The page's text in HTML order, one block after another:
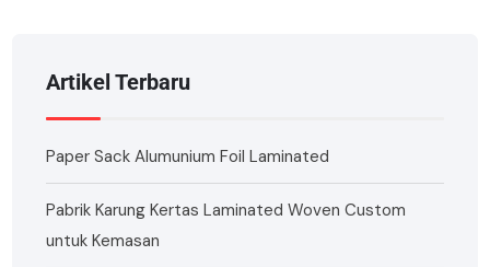
Artikel Terbaru
Paper Sack Alumunium Foil Laminated
Pabrik Karung Kertas Laminated Woven Custom
untuk Kemasan